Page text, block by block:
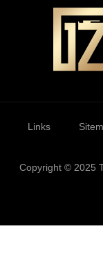
Links
Copyright © 2025